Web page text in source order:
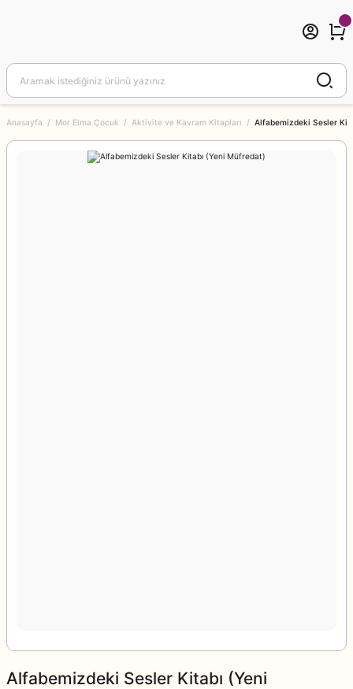
Anasayfa Mor Elma Çocuk Aktivite ve Kavram Kitapları Alfabemizdeki Sesler
Alfabemizdeki Sesler Kitabı (Yeni